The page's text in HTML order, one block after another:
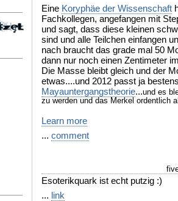
Eine Koryphäe der Wissenschaft
Fachkollegen, angefangen mit
und sagt, dass diese kleinen
sind und alle Teilchen einfangen
nach braucht das grade mal 50
dann nur noch einen Zentimeter
Die Masse bleibt gleich und der
etwas....und 2012 passt ja
Mayauntergangstheorie...und es
zu werden und das Merkel ordentlich
Learn more
... comment
Esoterikquark ist echt putzig :)
... link